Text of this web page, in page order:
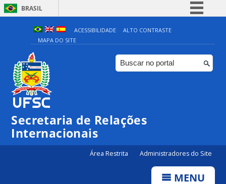
BRASIL
Simplifique!
Comunica BR
Participe
ACESSIBILIDADE
ALTO CONTRASTE
MAPA DO SITE
Secretaria de Relações
Internacionais
Área Restrita Administradores do Site
MENU